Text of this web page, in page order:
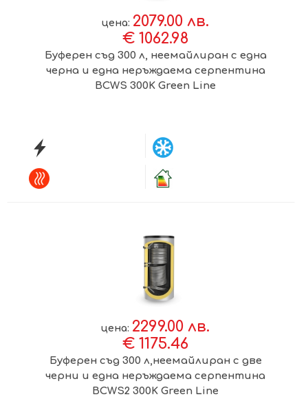
цена: 2079.00 лв.
€ 1062.98
Буферен съд 300 л, неемайлиран с една
черна и една неръждаема серпентина
BCWS 300K Green Line
цена: 2299.00 лв.
€ 1175.46
Буферен съд 300 л,неемайлиран с две
черни и една неръждаема серпентина
BCWS2 300K Green Line